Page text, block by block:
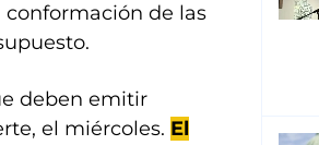
de las
deben emitir
el miércoles. El